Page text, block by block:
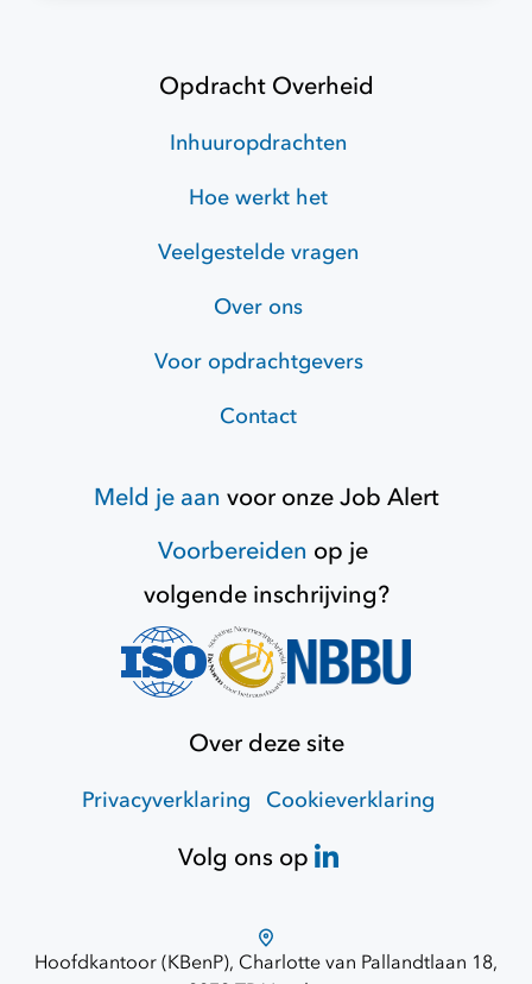
Opdracht Overheid
Inhuuropdrachten
Hoe werkt het
Veelgestelde vragen
Over ons
Voor opdrachtgevers
Contact
Meld je aan voor onzeJob Alert
Voorbereiden op je
volgende inschrijving?
Over deze site
Privacyverklaring Cookieverklaring
Volg ons op
Hoofdkantoor (KBenP), Charlotte van Pallandtlaan 18,